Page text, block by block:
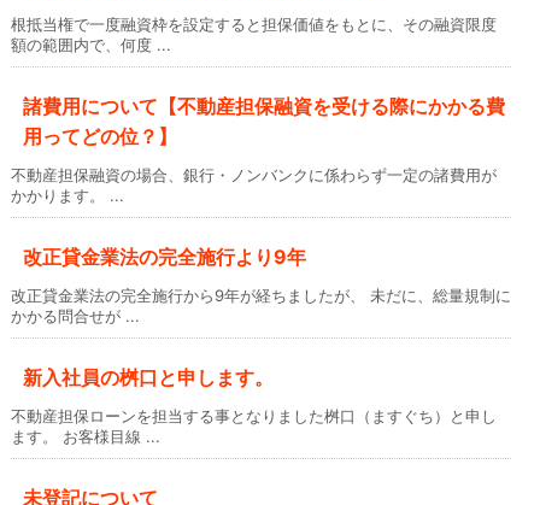
根抵当権で一度融資枠を設定すると担保価値をもとに、その融資限度
額の範囲内で、何度 ...
諸費用について【不動産担保融資を受ける際にかかる費
用ってどの位？】
不動産担保融資の場合、銀行・ノンバンクに係わらず一定の諸費用が
かかります。 ...
改正貸金業法の完全施行より9年
改正貸金業法の完全施行から9年が経ちましたが、 未だに、総量規制に
かかる問合せが ...
新入社員の桝口と申します。
不動産担保ローンを担当する事となりました桝口（ますぐち）と申し
ます。 お客様目線 ...
未登記について